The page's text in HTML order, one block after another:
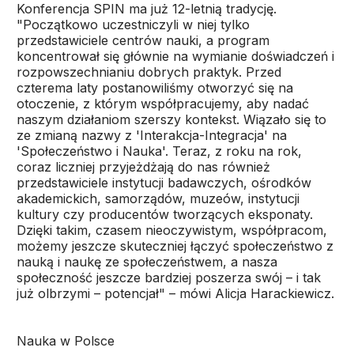
Konferencja SPIN ma już 12-letnią tradycję.
"Początkowo uczestniczyli w niej tylko
przedstawiciele centrów nauki, a program
koncentrował się głównie na wymianie doświadczeń i
rozpowszechnianiu dobrych praktyk. Przed
czterema laty postanowiliśmy otworzyć się na
otoczenie, z którym współpracujemy, aby nadać
naszym działaniom szerszy kontekst. Wiązało się to
ze zmianą nazwy z 'Interakcja-Integracja' na
'Społeczeństwo i Nauka'. Teraz, z roku na rok,
coraz liczniej przyjeżdżają do nas również
przedstawiciele instytucji badawczych, ośrodków
akademickich, samorządów, muzeów, instytucji
kultury czy producentów tworzących eksponaty.
Dzięki takim, czasem nieoczywistym, współpracom,
możemy jeszcze skuteczniej łączyć społeczeństwo z
nauką i naukę ze społeczeństwem, a nasza
społeczność jeszcze bardziej poszerza swój – i tak
już olbrzymi – potencjał" – mówi Alicja Harackiewicz.
Nauka w Polsce